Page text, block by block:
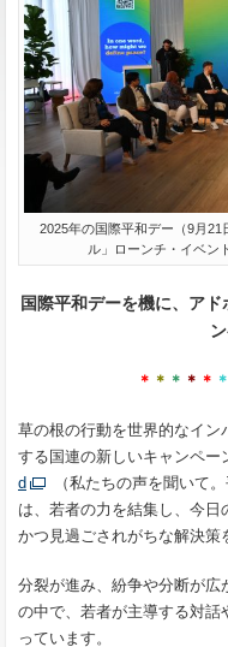
2025年の国際平和デー（9月21
ル」ローンチ・イベ
国際平和デーを機に、ア
＊ ＊ ＊ ＊ ＊ ＊
草の根の行動を世界的なイ
する国連の新しいキャンペー
d
（私たちの声を聞いて
は、若者の力を結集し、今
かつ見過ごされがちな解決策
分裂が進み、紛争や分断が広
の中で、若者が主導する対話
っています。